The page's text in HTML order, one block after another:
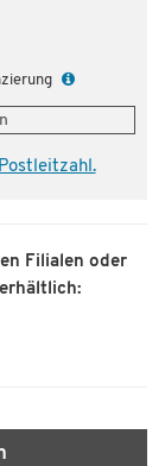
Filialen oder